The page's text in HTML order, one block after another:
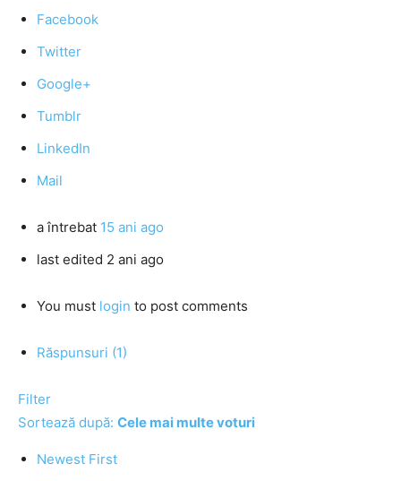
Facebook
Twitter
Google+
Tumblr
LinkedIn
Mail
a întrebat 15 ani ago
last edited 2 ani ago
You must login to post comments
Răspunsuri (1)
Filter
Sortează după: Cele mai multe voturi
Newest First